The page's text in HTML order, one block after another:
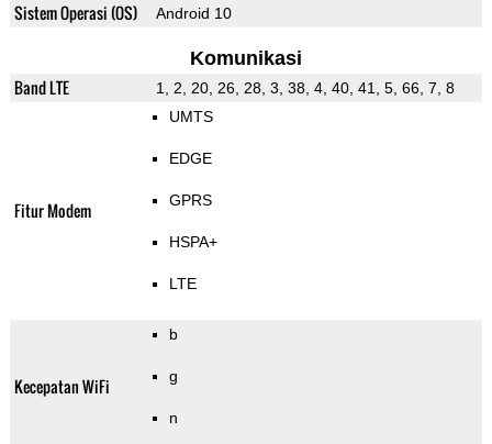
Sistem Operasi (OS) Android 10
Komunikasi
Band LTE 1, 2, 20, 26, 28, 3, 38, 4, 40, 41, 5, 66, 7, 8
Fitur Modem
UMTS
EDGE
GPRS
HSPA+
LTE
Kecepatan WiFi
b
g
n